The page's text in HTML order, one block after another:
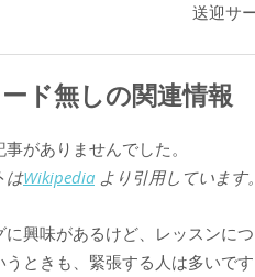
送迎サ
ド無しの関連情報
がありませんでした。
はWikipedia より引用しています。
に興味があるけど、レッスンに
うときも、緊張する人は多いで